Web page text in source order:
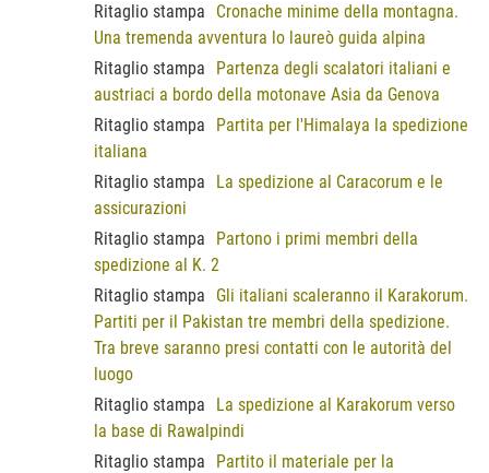
Ritaglio stampa
Cronache minime della montagna.
Una tremenda avventura lo laureò guida alpina
Ritaglio stampa
Partenza degli scalatori italiani e
austriaci a bordo della motonave Asia da Genova
Ritaglio stampa
Partita per l'Himalaya la spedizione
italiana
Ritaglio stampa
La spedizione al Caracorum e le
assicurazioni
Ritaglio stampa
Partono i primi membri della
spedizione al K. 2
Ritaglio stampa
Gli italiani scaleranno il Karakorum.
Partiti per il Pakistan tre membri della spedizione.
Tra breve saranno presi contatti con le autorità del
luogo
Ritaglio stampa
La spedizione al Karakorum verso
la base di Rawalpindi
Ritaglio stampa
Partito il materiale per la